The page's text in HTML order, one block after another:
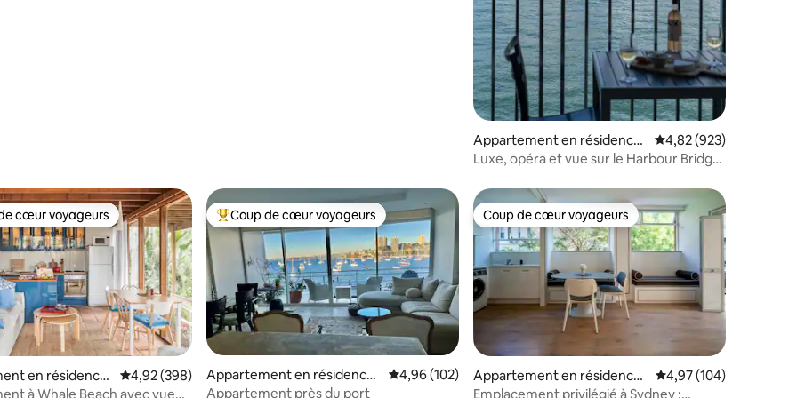
Appartement en résidence
⋅ Kirribilli
Évaluation moyenne
4,82 (923)
Luxe, opéra et vue sur le Harbour Bridge
cœur voyageurs les plus appréciés
cœur voyageurs
en résidence
Évaluation moyenne sur la base de 398 commentaires : 4,92 sur 5
4,92 (398)
à Whale Beach avec vue
Coups de cœur voyageurs les plus appréciés
Coup de cœur voyageurs
Appartement en résidence ⋅
Elizabeth Bay
Évaluation moyenne sur la base de 102 commentaires : 4,96 sur 5
4,96 (102)
Appartement près du port
Coup de cœur voyageurs
Coup de cœur voyageurs
Appartement en résidence ⋅
Elizabeth Bay
Évaluation moyenne
4,97 (104)
Emplacement privilégié à Sydney :